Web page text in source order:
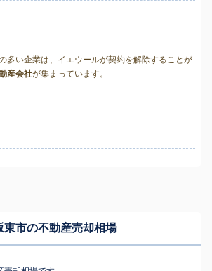
多い企業は、イエウールが契約を解除することが
産会社が集まっています。
東市の不動産売却相場